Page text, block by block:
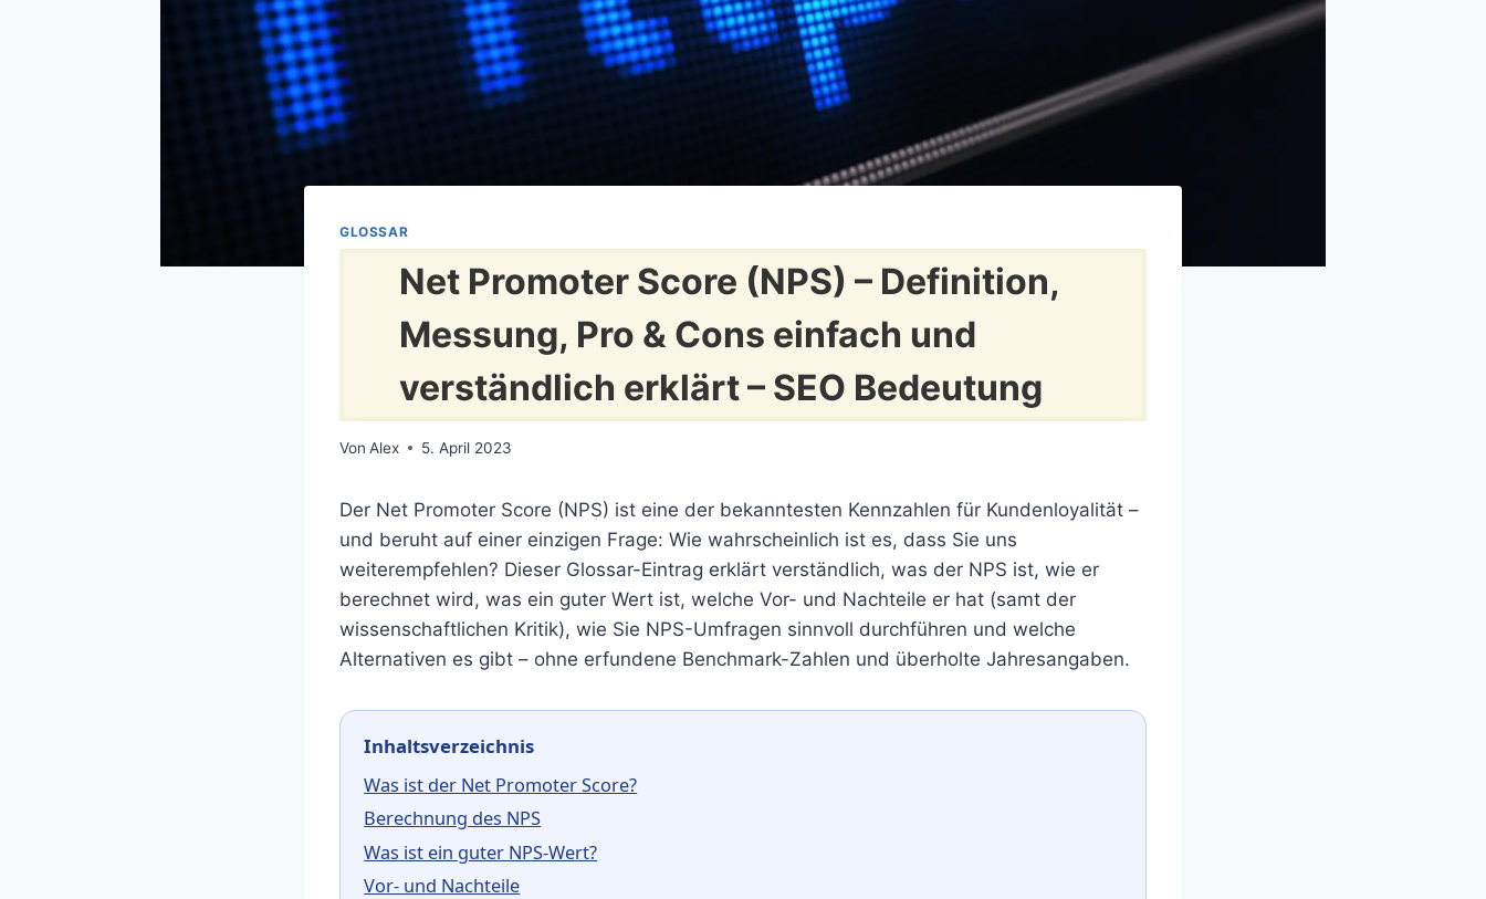
GLOSSAR
Net Promoter Score (NPS) – Definition,
Messung, Pro & Cons einfach und
verständlich erklärt – SEO Bedeutung
Von Alex 5. April 2023
Der Net Promoter Score (NPS) ist eine der bekanntesten Kennzahlen für Kundenloyalität –
und beruht auf einer einzigen Frage: Wie wahrscheinlich ist es, dass Sie uns
weiterempfehlen? Dieser Glossar-Eintrag erklärt verständlich, was der NPS ist, wie er
berechnet wird, was ein guter Wert ist, welche Vor- und Nachteile er hat (samt der
wissenschaftlichen Kritik), wie Sie NPS-Umfragen sinnvoll durchführen und welche
Alternativen es gibt – ohne erfundene Benchmark-Zahlen und überholte Jahresangaben.
Inhaltsverzeichnis
Was ist der Net Promoter Score?
Berechnung des NPS
Was ist ein guter NPS-Wert?
Vor- und Nachteile